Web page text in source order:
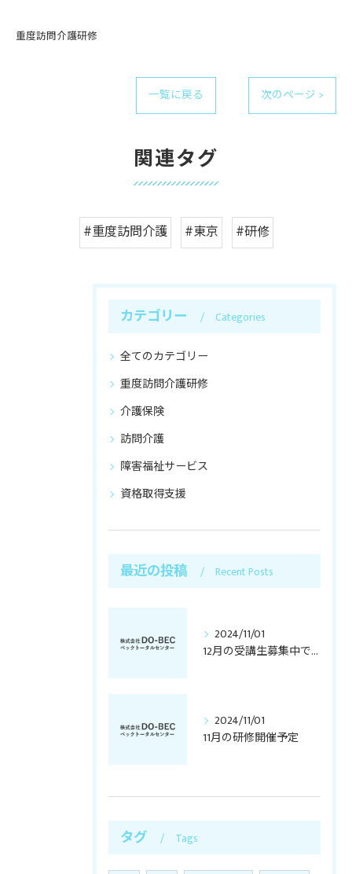
重度訪問介護研修
一覧に戻る 次のページ >
関連タグ
#重度訪問介護 #東京 #研修
カテゴリー Categories
全てのカテゴリー
重度訪問介護研修
介護保険
訪問介護
障害福祉サービス
資格取得支援
最近の投稿 Recent Posts
2024/11/01
12月の受講生募集中です
2024/11/01
11月の研修開催予定
タグ Tags